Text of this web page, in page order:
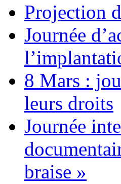
Projection
Journée
8 Mars :
leurs droits
Journée
braise »